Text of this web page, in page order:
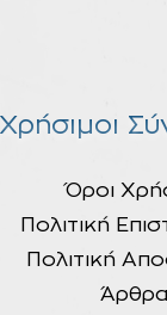
Χρήσιμοι
Όροι
Πολιτική
Πολιτική
Άρθρα